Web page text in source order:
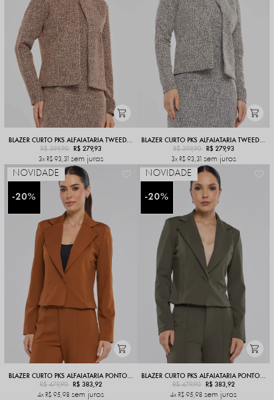
BLAZER CURTO PKS ALFAIATARIA TWEED ELEGANCE MARROM
R$ 399,90
R$ 279,93
3x R$ 93,31 sem juros
BLAZER CURTO PKS ALFAIATARIA TWEED ELEGANCE PRETO
R$ 399,90
R$ 279,93
3x R$ 93,31 sem juros
20%
NOVIDADE
BLAZER CURTO PKS ALFAIATARIA PONTO ROMA TERRACOTA
R$ 479,90
R$ 383,92
4x R$ 95,98 sem juros
20%
NOVIDADE
BLAZER CURTO PKS ALFAIATARIA PONTO ROMA VERDE MILITAR
R$ 479,90
R$ 383,92
4x R$ 95,98 sem juros